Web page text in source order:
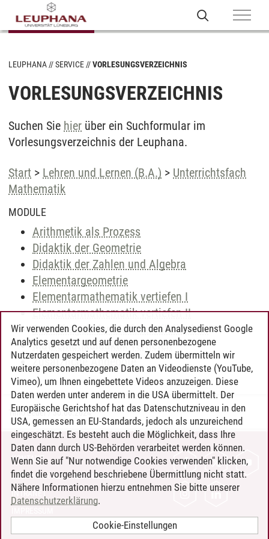
LEUPHANA SERVICE VORLESUNGSVERZEICHNIS
VORLESUNGSVERZEICHNIS
Suchen Sie hier über ein Suchformular im
Vorlesungsverzeichnis der Leuphana.
Start > Lehren und Lernen (B.A.) > Unterrichtsfach
Mathematik
MODULE
Arithmetik als Prozess
Didaktik der Geometrie
Didaktik der Zahlen und Algebra
Elementargeometrie
Elementarmathematik vertiefen I
Elementarmathematik vertiefen II
Grundfragen der Mathematikdidaktik
Mathematikdidaktik vertiefen
Zusätzliche Angebote
Timo Leder/30.06.2024
KONTAKT
LEUPHANA ALS ARBEITGEBER
INTRANET
Wir verwenden Cookies, die durch den Analysedienst Google
Analytics gesetzt und auf denen personenbezogene
Nutzerdaten gespeichert werden. Zudem übermitteln wir
weitere personenbezogene Daten an Videodienste (YouTube,
Vimeo), um Ihnen eingebettete Videos anzuzeigen. Diese
Daten werden unter anderem in die USA übermittelt. Der
Europäische Gerichtshof hat das Datenschutzniveau in den
USA, gemessen an EU-Standards, jedoch als unzureichend
eingeschätzt. Es besteht auch die Möglichkeit, dass Ihre
Daten dann durch US-Behörden verarbeitet werden können.
Wenn Sie auf "Nur notwendige Cookies verwenden" klicken,
findet die vorgehend beschriebene Übermittlung nicht statt.
Nähere Informationen hierzu entnehmen Sie bitte unserer
Datenschutzerklärung.
Cookie-Einstellungen